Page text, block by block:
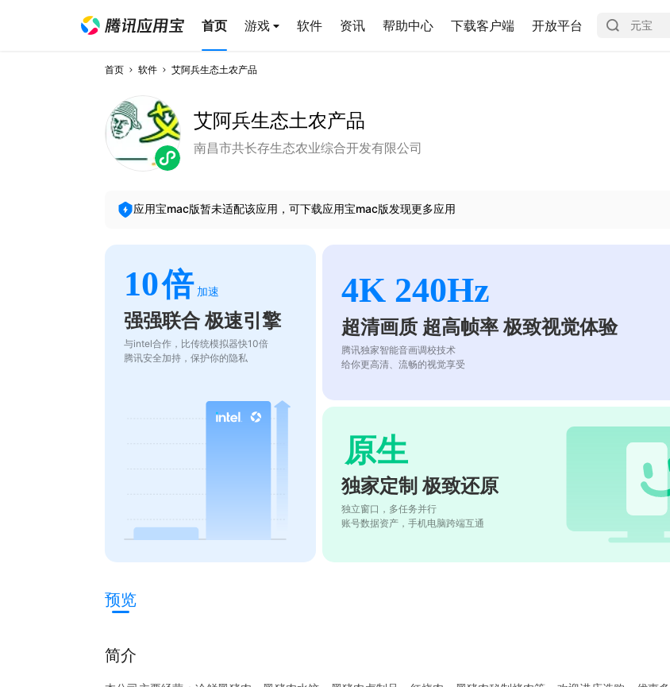
首页 游戏 软件 资讯 帮助中心 下载客户端 开放平台
首页 软件 艾阿兵生态土农产品
艾阿兵生态土农产品
南昌市共长存生态农业综合开发有限公司
应用宝mac版暂未适配该应用，可下载应用宝mac版发现更多应用
10倍 加速
强强联合 极速引擎
与intel合作，比传统模拟器快10倍
腾讯安全加持，保护你的隐私
4K 240Hz
超清画质 超高帧率 极致视觉体验
腾讯独家智能音画调校技术
给你更高清、流畅的视觉享受
原生
独家定制 极致还原
独立窗口，多任务并行
账号数据资产，手机电脑跨端互通
预览
简介